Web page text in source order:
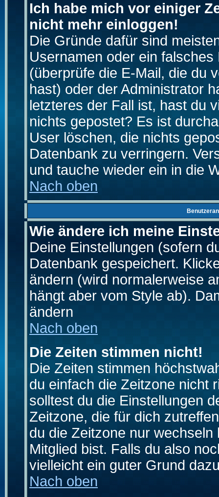
Ich habe mich vor einiger
nicht mehr einloggen!
Die Gründe dafür sind
Usernamen oder ein
(überprüfe die E-Mail, die du
hast) oder der Administrator
letzteres der Fall ist, hast du
nichts gepostet? Es ist
User löschen, die nichts
Datenbank zu verringern.
und tauche wieder ein in die
Nach oben
Wie ändere ich meine
Deine Einstellungen (sofern
Datenbank gespeichert.
ändern (wird normalerweise
hängt aber vom Style ab).
ändern
Nach oben
Die Zeiten stimmen nicht!
Die Zeiten stimmen
du einfach die Zeitzone nicht
solltest du die Einstellungen
Zeitzone, die für dich
du die Zeitzone nur
Mitglied bist. Falls du also
vielleicht ein guter Grund
Nach oben